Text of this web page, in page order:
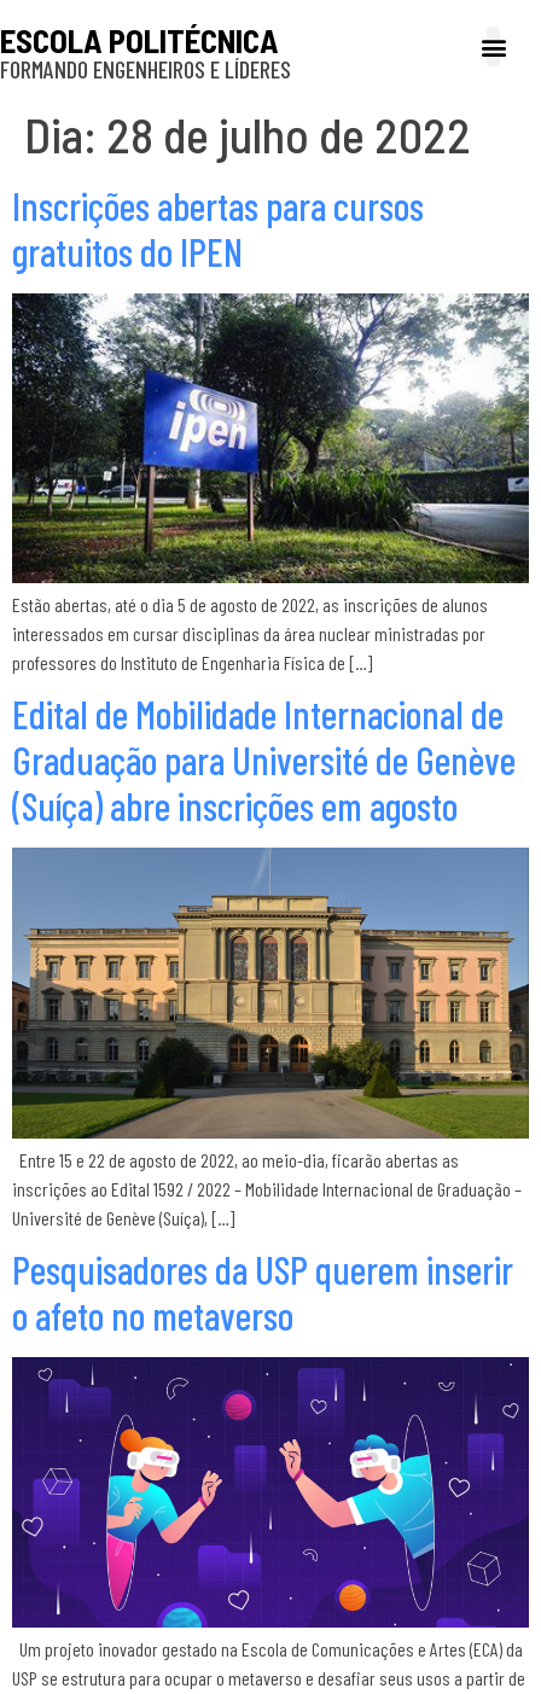
ESCOLA POLITÉCNICA
FORMANDO ENGENHEIROS E LÍDERES
Dia: 28 de julho de 2022
Inscrições abertas para cursos
gratuitos do IPEN
Estão abertas, até o dia 5 de agosto de 2022, as inscrições de alunos
interessados em cursar disciplinas da área nuclear ministradas por
professores do Instituto de Engenharia Física de […]
Edital de Mobilidade Internacional de
Graduação para Université de Genève
(Suíça) abre inscrições em agosto
Entre 15 e 22 de agosto de 2022, ao meio-dia, ficarão abertas as
inscrições ao Edital 1592 / 2022 – Mobilidade Internacional de Graduação –
Université de Genève (Suíça), […]
Pesquisadores da USP querem inserir
o afeto no metaverso
Um projeto inovador gestado na Escola de Comunicações e Artes (ECA) da
USP se estrutura para ocupar o metaverso e desafiar seus usos a partir de